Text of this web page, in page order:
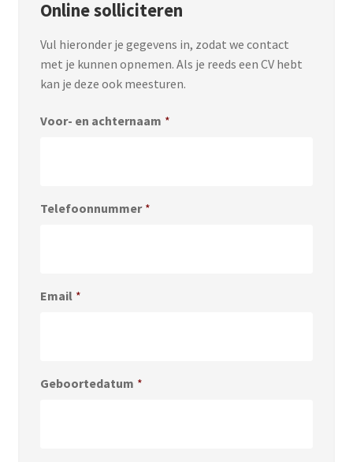
Online solliciteren
Vul hieronder je gegevens in, zodat we contact
met je kunnen opnemen. Als je reeds een CV hebt
kan je deze ook meesturen.
Voor- en achternaam *
Telefoonnummer *
Email *
Geboortedatum *